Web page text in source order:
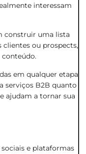
interessam
construir uma lista
clientes ou prospects,
conteúdo.
em qualquer etapa
serviços B2B quanto
ajudam a tornar sua
e plataformas